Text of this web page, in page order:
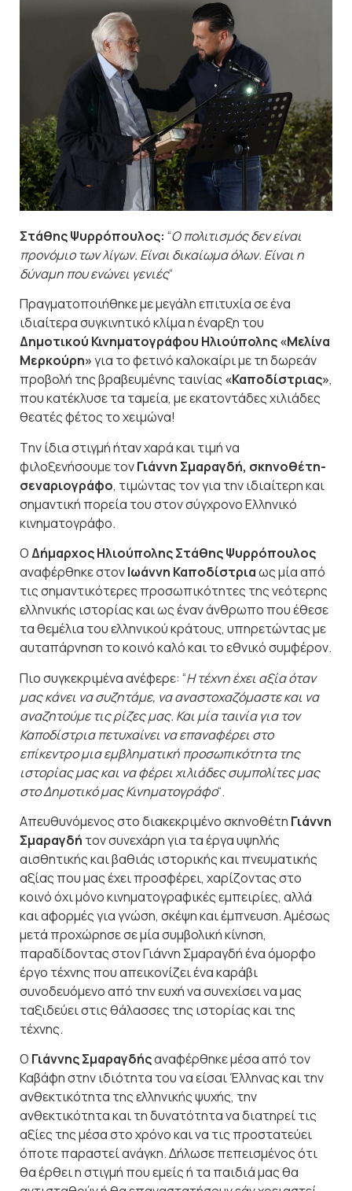
Στάθης Ψυρρόπουλος: “Ο πολιτισμός δεν είναι
προνόμιο των λίγων. Είναι δικαίωμα όλων. Είναι η
δύναμη που ενώνει γενιές“
Πραγματοποιήθηκε με μεγάλη επιτυχία σε ένα
ιδιαίτερα συγκινητικό κλίμα η έναρξη του
Δημοτικού Κινηματογράφου Ηλιούπολης «Μελίνα
Μερκούρη»για το φετινό καλοκαίρι με τη δωρεάν
προβολή της βραβευμένης ταινίας «Καποδίστριας»,
που κατέκλυσε τα ταμεία, με εκατοντάδες χιλιάδες
θεατές φέτος το χειμώνα!
Tην ίδια στιγμή ήταν χαρά και τιμή να
φιλοξενήσουμε τονΓιάννη Σμαραγδή, σκηνοθέτη-
σεναριογράφο, τιμώντας τον για την ιδιαίτερη και
σημαντική πορεία του στον σύγχρονο Ελληνικό
κινηματογράφο.
ΟΔήμαρχος Ηλιούπολης Στάθης Ψυρρόπουλος
αναφέρθηκε στονΙωάννη Καποδίστριαως μία από
τις σημαντικότερες προσωπικότητες της νεότερης
ελληνικής ιστορίας και ως έναν άνθρωπο που έθεσε
τα θεμέλια του ελληνικού κράτους, υπηρετώντας με
αυταπάρνηση το κοινό καλό και το εθνικό συμφέρον.
Πιο συγκεκριμένα ανέφερε: “Η τέχνη έχει αξία όταν
μας κάνει να συζητάμε, να αναστοχαζόμαστε και να
αναζητούμε τις ρίζες μας. Και μία ταινία για τον
Καποδίστρια πετυχαίνει να επαναφέρει στο
επίκεντρο μια εμβληματική προσωπικότητα της
ιστορίας μας και να φέρει χιλιάδες συμπολίτες μας
στο Δημοτικό μας Κινηματογράφο“.
Aπευθυνόμενος στο διακεκριμένο σκηνοθέτη Γιάννη
Σμαραγδή τον συνεχάρη για τα έργα υψηλής
αισθητικής και βαθιάς ιστορικής και πνευματικής
αξίας που μας έχει προσφέρει, χαρίζοντας στο
κοινό όχι μόνο κινηματογραφικές εμπειρίες, αλλά
και αφορμές για γνώση, σκέψη και έμπνευση. Αμέσως
μετά προχώρησε σε μία συμβολική κίνηση,
παραδίδοντας στον Γιάννη Σμαραγδή ένα όμορφο
έργο τέχνης που απεικονίζει ένα καράβι
συνοδευόμενο από την ευχή να συνεχίσει να μας
ταξιδεύει στις θάλασσες της ιστορίας και της
τέχνης.
Ο Γιάννης Σμαραγδήςαναφέρθηκε μέσα από τον
Καβάφη στην ιδιότητα του να είσαι Έλληνας και την
ανθεκτικότητα της ελληνικής ψυχής, την
ανθεκτικότητα και τη δυνατότητα να διατηρεί τις
αξίες της μέσα στο χρόνο και να τις προστατεύει
όποτε παραστεί ανάγκη. Δήλωσε πεπεισμένος ότι
θα έρθει η στιγμή που εμείς ή τα παιδιά μας θα